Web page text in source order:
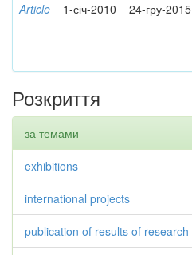
Article 1-січ-2010 24-гру-2015
Розкриття
за темами
exhibitions
international projects
publication of results of research